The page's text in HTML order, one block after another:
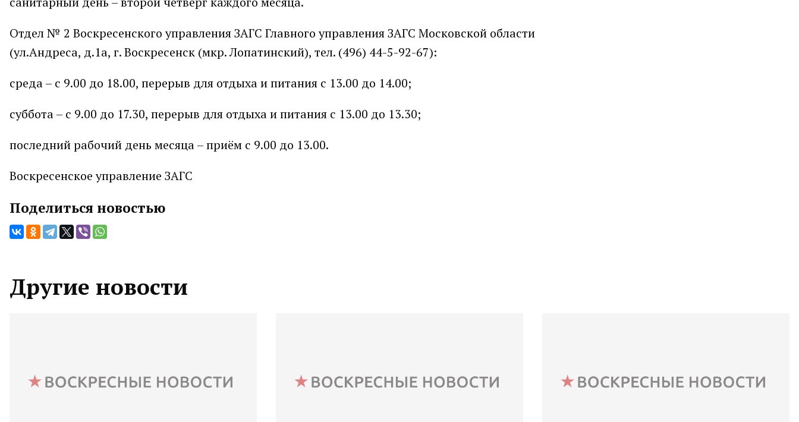
Отдел № 2 Воскресенского управления ЗАГС Главного управления ЗАГС Московской области
(ул.Андреса, д.1а, г. Воскресенск (мкр. Лопатинский), тел. (496) 44-5-92-67):
среда – с 9.00 до 18.00, перерыв для отдыха и питания с 13.00 до 14.00;
суббота – с 9.00 до 17.30, перерыв для отдыха и питания с 13.00 до 13.30;
последний рабочий день месяца – приём с 9.00 до 13.00.
Воскресенское управление ЗАГС
Поделиться новостью
Другие новости